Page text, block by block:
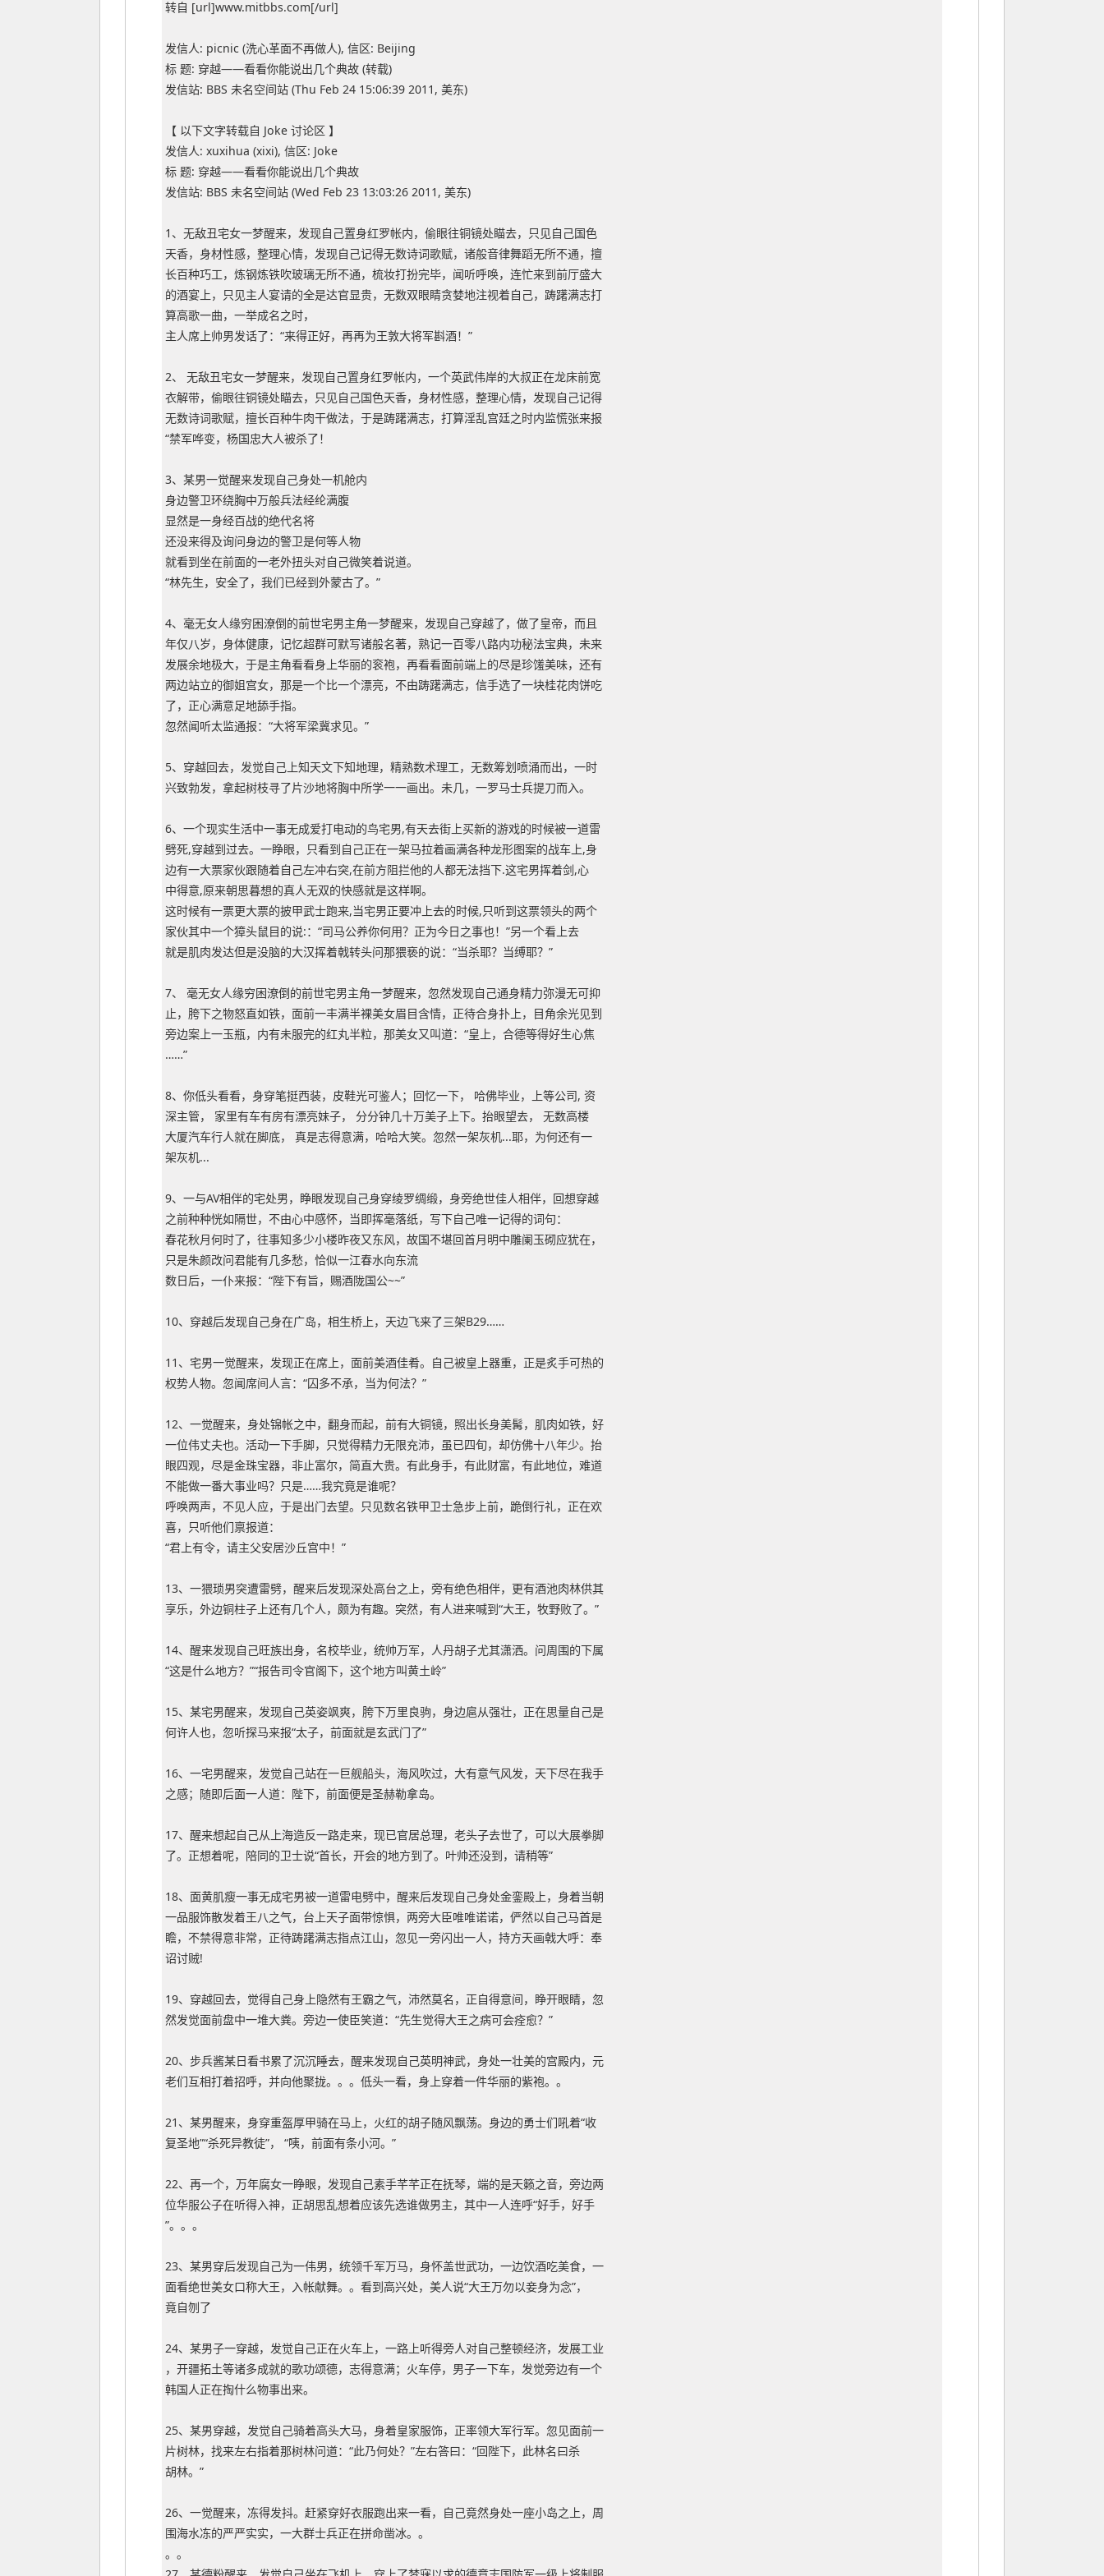
转自 [url]www.mitbbs.com[/url]
发信人: picnic (洗心革面不再做人), 信区: Beijing
标 题: 穿越——看看你能说出几个典故 (转载)
发信站: BBS 未名空间站 (Thu Feb 24 15:06:39 2011, 美东)
【 以下文字转载自 Joke 讨论区 】
发信人: xuxihua (xixi), 信区: Joke
标 题: 穿越——看看你能说出几个典故
发信站: BBS 未名空间站 (Wed Feb 23 13:03:26 2011, 美东)
1、无敌丑宅女一梦醒来，发现自己置身红罗帐内，偷眼往铜镜处瞄去，只见自己国色
天香，身材性感，整理心情，发现自己记得无数诗词歌赋，诸般音律舞蹈无所不通，擅
长百种巧工，炼钢炼铁吹玻璃无所不通，梳妆打扮完毕，闻听呼唤，连忙来到前厅盛大
的酒宴上，只见主人宴请的全是达官显贵，无数双眼睛贪婪地注视着自己，踌躇满志打
算高歌一曲，一举成名之时，
主人席上帅男发话了：“来得正好，再再为王敦大将军斟酒！”
2、 无敌丑宅女一梦醒来，发现自己置身红罗帐内，一个英武伟岸的大叔正在龙床前宽
衣解带，偷眼往铜镜处瞄去，只见自己国色天香，身材性感，整理心情，发现自己记得
无数诗词歌赋，擅长百种牛肉干做法，于是踌躇满志，打算淫乱宫廷之时内监慌张来报
“禁军哗变，杨国忠大人被杀了！
3、某男一觉醒来发现自己身处一机舱内
身边警卫环绕胸中万般兵法经纶满腹
显然是一身经百战的绝代名将
还没来得及询问身边的警卫是何等人物
就看到坐在前面的一老外扭头对自己微笑着说道。
“林先生，安全了，我们已经到外蒙古了。”
4、毫无女人缘穷困潦倒的前世宅男主角一梦醒来，发现自己穿越了，做了皇帝，而且
年仅八岁，身体健康，记忆超群可默写诸般名著，熟记一百零八路内功秘法宝典，未来
发展余地极大，于是主角看看身上华丽的衮袍，再看看面前端上的尽是珍馐美味，还有
两边站立的御姐宫女，那是一个比一个漂亮，不由踌躇满志，信手选了一块桂花肉饼吃
了，正心满意足地舔手指。
忽然闻听太监通报：“大将军梁冀求见。”
5、穿越回去，发觉自己上知天文下知地理，精熟数术理工，无数筹划喷涌而出，一时
兴致勃发，拿起树枝寻了片沙地将胸中所学一一画出。未几，一罗马士兵提刀而入。
6、一个现实生活中一事无成爱打电动的鸟宅男,有天去街上买新的游戏的时候被一道雷
劈死,穿越到过去。一睁眼，只看到自己正在一架马拉着画满各种龙形图案的战车上,身
边有一大票家伙跟随着自己左冲右突,在前方阻拦他的人都无法挡下.这宅男挥着剑,心
中得意,原来朝思暮想的真人无双的快感就是这样啊。
这时候有一票更大票的披甲武士跑来,当宅男正要冲上去的时候,只听到这票领头的两个
家伙其中一个獐头鼠目的说:：“司马公养你何用？正为今日之事也！”另一个看上去
就是肌肉发达但是没脑的大汉挥着戟转头问那猥亵的说：“当杀耶？当缚耶？”
7、 毫无女人缘穷困潦倒的前世宅男主角一梦醒来，忽然发现自己通身精力弥漫无可抑
止，胯下之物怒直如铁，面前一丰满半裸美女眉目含情，正待合身扑上，目角余光见到
旁边案上一玉瓶，内有未服完的红丸半粒，那美女又叫道：“皇上，合德等得好生心焦
……”
8、你低头看看，身穿笔挺西装，皮鞋光可鉴人；回忆一下， 哈佛毕业，上等公司, 资
深主管， 家里有车有房有漂亮妹子， 分分钟几十万美子上下。抬眼望去， 无数高楼
大厦汽车行人就在脚底， 真是志得意满，哈哈大笑。忽然一架灰机...耶，为何还有一
架灰机...
9、一与AV相伴的宅处男，睁眼发现自己身穿绫罗绸缎，身旁绝世佳人相伴，回想穿越
之前种种恍如隔世，不由心中感怀，当即挥毫落纸，写下自己唯一记得的词句：
春花秋月何时了，往事知多少小楼昨夜又东风，故国不堪回首月明中雕阑玉砌应犹在，
只是朱颜改问君能有几多愁，恰似一江春水向东流
数日后，一仆来报：“陛下有旨，赐酒陇国公~~”
10、穿越后发现自己身在广岛，相生桥上，天边飞来了三架B29……
11、宅男一觉醒来，发现正在席上，面前美酒佳肴。自己被皇上器重，正是炙手可热的
权势人物。忽闻席间人言：“囚多不承，当为何法？”
12、一觉醒来，身处锦帐之中，翻身而起，前有大铜镜，照出长身美髯，肌肉如铁，好
一位伟丈夫也。活动一下手脚，只觉得精力无限充沛，虽已四旬，却仿佛十八年少。抬
眼四观，尽是金珠宝器，非止富尔，简直大贵。有此身手，有此财富，有此地位，难道
不能做一番大事业吗？只是……我究竟是谁呢？
呼唤两声，不见人应，于是出门去望。只见数名铁甲卫士急步上前，跪倒行礼，正在欢
喜，只听他们禀报道：
“君上有令，请主父安居沙丘宫中！”
13、一猥琐男突遭雷劈，醒来后发现深处高台之上，旁有绝色相伴，更有酒池肉林供其
享乐，外边铜柱子上还有几个人，颇为有趣。突然，有人进来喊到“大王，牧野败了。”
14、醒来发现自己旺族出身，名校毕业，统帅万军，人丹胡子尤其潇洒。问周围的下属
“这是什么地方？”“报告司令官阁下，这个地方叫黄土岭”
15、某宅男醒来，发现自己英姿飒爽，胯下万里良驹，身边扈从强壮，正在思量自己是
何许人也，忽听探马来报“太子，前面就是玄武门了”
16、一宅男醒来，发觉自己站在一巨舰船头，海风吹过，大有意气风发，天下尽在我手
之感；随即后面一人道：陛下，前面便是圣赫勒拿岛。
17、醒来想起自己从上海造反一路走来，现已官居总理，老头子去世了，可以大展拳脚
了。正想着呢，陪同的卫士说“首长，开会的地方到了。叶帅还没到，请稍等”
18、面黄肌瘦一事无成宅男被一道雷电劈中，醒来后发现自己身处金銮殿上，身着当朝
一品服饰散发着王八之气，台上天子面带惊惧，两旁大臣唯唯诺诺，俨然以自己马首是
瞻，不禁得意非常，正待踌躇满志指点江山，忽见一旁闪出一人，持方天画戟大呼：奉
诏讨贼!
19、穿越回去，觉得自己身上隐然有王霸之气，沛然莫名，正自得意间，睁开眼睛，忽
然发觉面前盘中一堆大粪。旁边一使臣笑道：“先生觉得大王之病可会痊愈？”
20、步兵酱某日看书累了沉沉睡去，醒来发现自己英明神武，身处一壮美的宫殿内，元
老们互相打着招呼，并向他聚拢。。。低头一看，身上穿着一件华丽的紫袍。。
21、某男醒来，身穿重盔厚甲骑在马上，火红的胡子随风飘荡。身边的勇士们吼着“收
复圣地”“杀死异教徒”， “咦，前面有条小河。”
22、再一个，万年腐女一睁眼，发现自己素手芊芊正在抚琴，端的是天籁之音，旁边两
位华服公子在听得入神，正胡思乱想着应该先选谁做男主，其中一人连呼“好手，好手
”。。。
23、某男穿后发现自己为一伟男，统领千军万马，身怀盖世武功，一边饮酒吃美食，一
面看绝世美女口称大王，入帐献舞。。看到高兴处，美人说“大王万勿以妾身为念”，
竟自刎了
24、某男子一穿越，发觉自己正在火车上，一路上听得旁人对自己整顿经济，发展工业
，开疆拓土等诸多成就的歌功颂德，志得意满；火车停，男子一下车，发觉旁边有一个
韩国人正在掏什么物事出来。
25、某男穿越，发觉自己骑着高头大马，身着皇家服饰，正率领大军行军。忽见面前一
片树林，找来左右指着那树林问道：“此乃何处？”左右答曰：“回陛下，此林名曰杀
胡林。”
26、一觉醒来，冻得发抖。赶紧穿好衣服跑出来一看，自己竟然身处一座小岛之上，周
围海水冻的严严实实，一大群士兵正在拼命凿冰。。
。。